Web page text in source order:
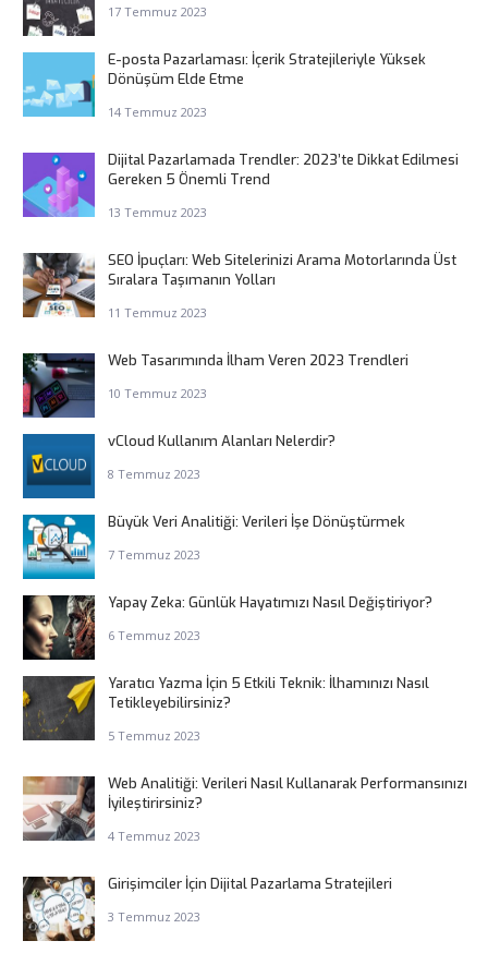
17 Temmuz 2023
E-posta Pazarlaması: İçerik Stratejileriyle Yüksek
Dönüşüm Elde Etme
14 Temmuz 2023
Dijital Pazarlamada Trendler: 2023’te Dikkat Edilmesi
Gereken 5 Önemli Trend
13 Temmuz 2023
SEO İpuçları: Web Sitelerinizi Arama Motorlarında Üst
Sıralara Taşımanın Yolları
11 Temmuz 2023
Web Tasarımında İlham Veren 2023 Trendleri
10 Temmuz 2023
vCloud Kullanım Alanları Nelerdir?
8 Temmuz 2023
Büyük Veri Analitiği: Verileri İşe Dönüştürmek
7 Temmuz 2023
Yapay Zeka: Günlük Hayatımızı Nasıl Değiştiriyor?
6 Temmuz 2023
Yaratıcı Yazma İçin 5 Etkili Teknik: İlhamınızı Nasıl
Tetikleyebilirsiniz?
5 Temmuz 2023
Web Analitiği: Verileri Nasıl Kullanarak Performansınızı
İyileştirirsiniz?
4 Temmuz 2023
Girişimciler İçin Dijital Pazarlama Stratejileri
3 Temmuz 2023